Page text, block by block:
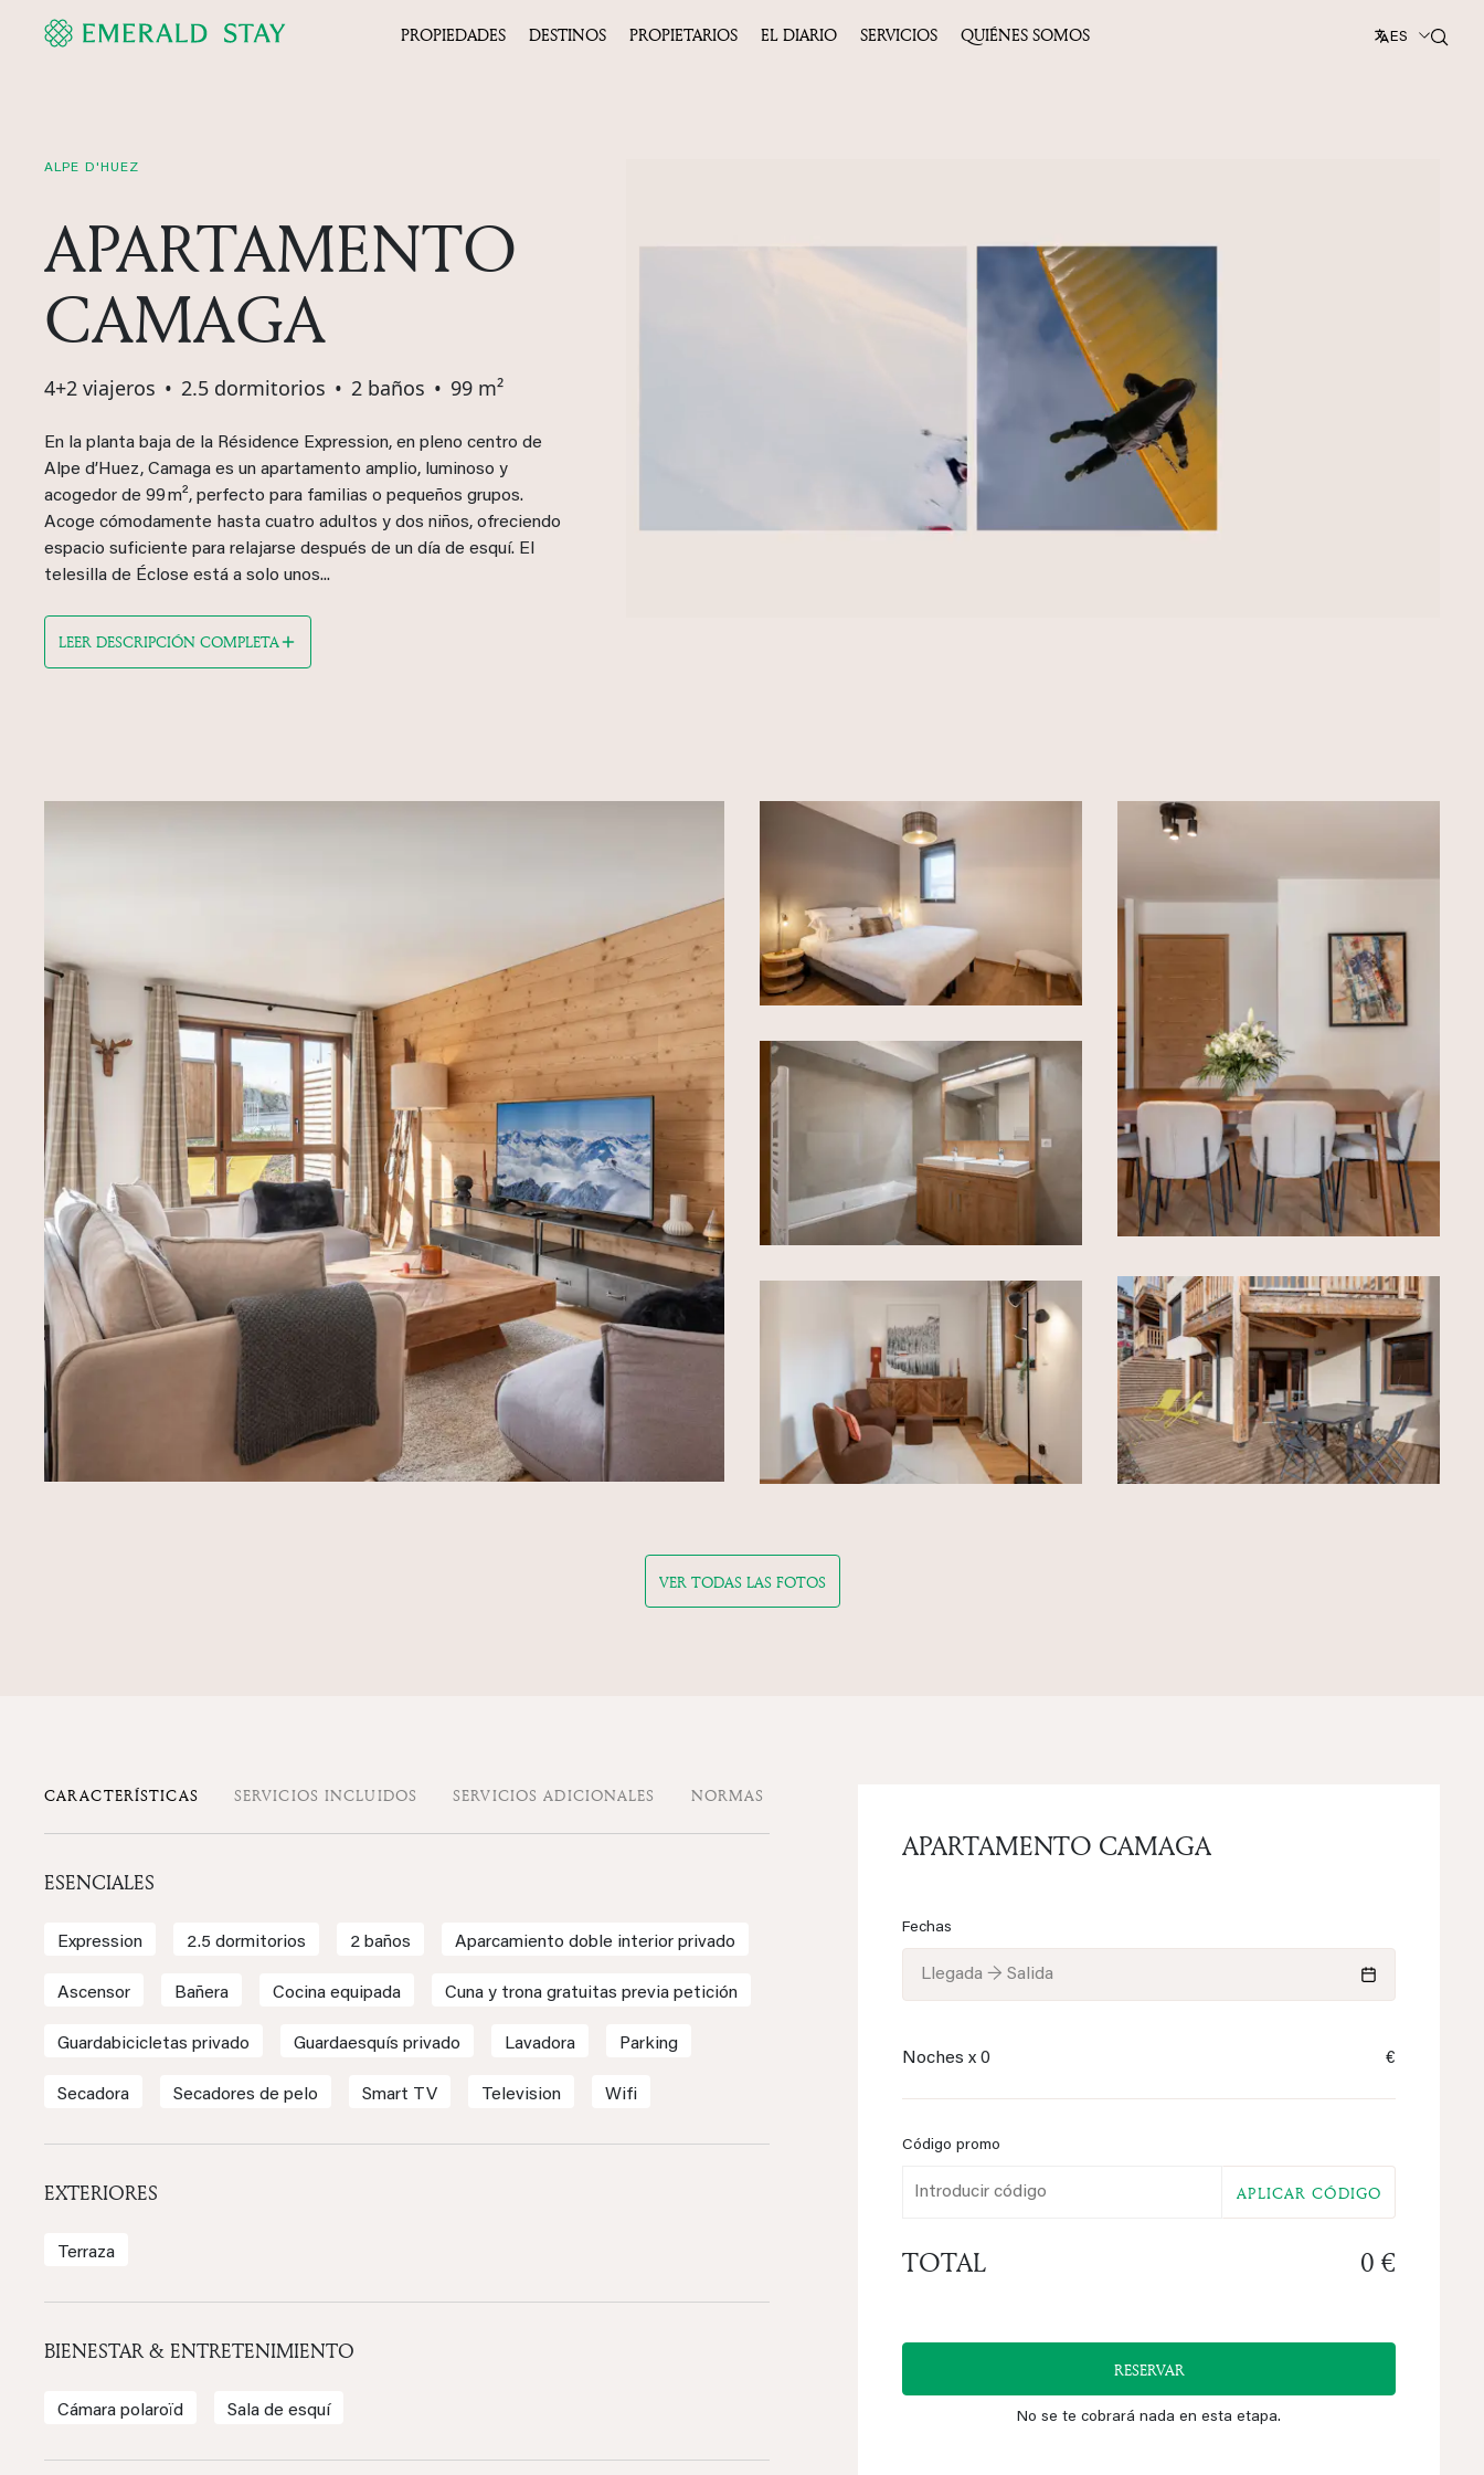
ES
PROPIEDADES DESTINOS PROPIETARIOS EL DIARIO SERVICIOS QUIÉNES SOMOS
ALPE D'HUEZ
APARTAMENTO
CAMAGA
4+2 viajeros • 2.5 dormitorios • 2 baños • 99 m²
En la planta baja de la Résidence Expression, en pleno centro de
Alpe d’Huez, Camaga es un apartamento amplio, luminoso y
acogedor de 99 m², perfecto para familias o pequeños grupos.
Acoge cómodamente hasta cuatro adultos y dos niños, ofreciendo
espacio suficiente para relajarse después de un día de esquí. El
telesilla de Éclose está a solo unos...
LEER DESCRIPCIÓN COMPLETA
VER TODAS LAS FOTOS
CARACTERÍSTICAS SERVICIOS INCLUIDOS SERVICIOS ADICIONALES NORMAS
ESENCIALES
Expression 2.5 dormitorios 2 baños Aparcamiento doble interior privado
Ascensor Bañera Cocina equipada Cuna y trona gratuitas previa petición
Guardabicicletas privado Guardaesquís privado Lavadora Parking
Secadora Secadores de pelo Smart TV Television Wifi
EXTERIORES
Terraza
BIENESTAR & ENTRETENIMIENTO
Cámara polaroïd Sala de esquí
APARTAMENTO CAMAGA
Fechas
Llegada → Salida
Noches x0 €
Código promo
APLICAR CÓDIGO
TOTAL 0 €
RESERVAR
No se te cobrará nada en esta etapa.